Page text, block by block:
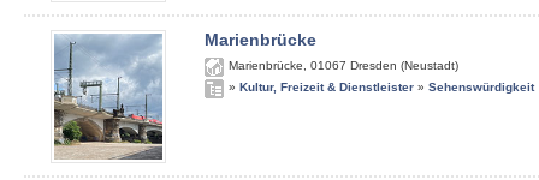
Marienbrücke
Marienbrücke 01067 Dresden (Neustadt)
» Kultur, Freizeit & Dienstleister » Sehenswürdigkeit